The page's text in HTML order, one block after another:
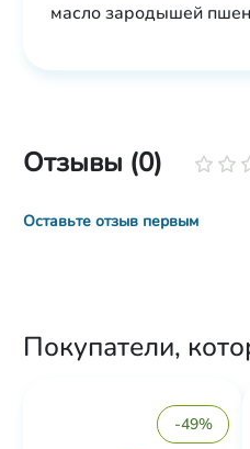
масло зародышей
Отзывы (0)
Оставьте отзыв первым
Покупатели,
-49%